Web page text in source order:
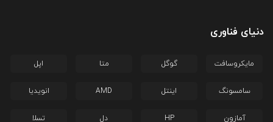
دنیای فناوری
مایکروسافت گوگل متا اپل
سامسونگ اینتل AMD انویدیا
آمازون HP دل تسلا